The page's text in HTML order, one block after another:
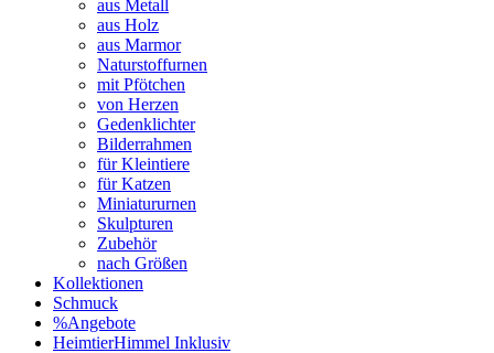
aus Metall
aus Holz
aus Marmor
Naturstoffurnen
mit Pfötchen
von Herzen
Gedenklichter
Bilderrahmen
für Kleintiere
für Katzen
Miniatururnen
Skulpturen
Zubehör
nach Größen
Kollektionen
Schmuck
%Angebote
HeimtierHimmel Inklusiv